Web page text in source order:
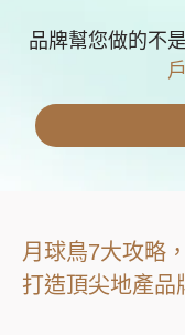
品牌幫您做的不
月球鳥7大攻略，
打造頂尖地產品